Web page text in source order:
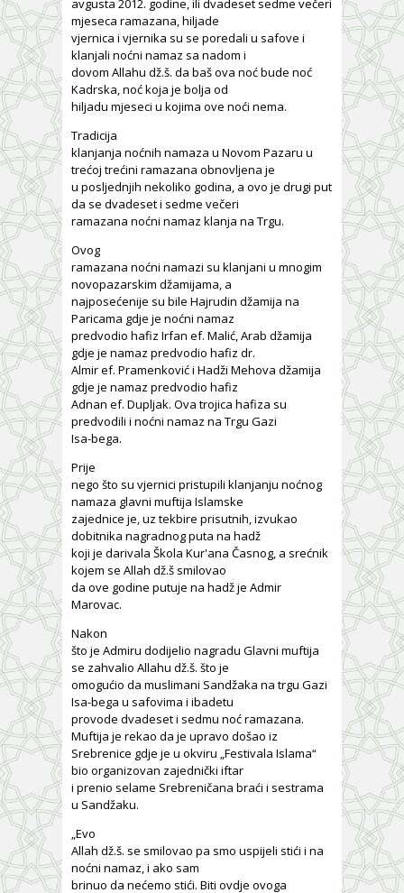
avgusta 2012. godine, ili dvadeset sedme večeri
mjeseca ramazana, hiljade
vjernica i vjernika su se poredali u safove i
klanjali noćni namaz sa nadom i
dovom Allahu dž.š. da baš ova noć bude noć
Kadrska, noć koja je bolja od
hiljadu mjeseci u kojima ove noći nema.
Tradicija
klanjanja noćnih namaza u Novom Pazaru u
trećoj trećini ramazana obnovljena je
u posljednjih nekoliko godina, a ovo je drugi put
da se dvadeset i sedme večeri
ramazana noćni namaz klanja na Trgu.
Ovog
ramazana noćni namazi su klanjani u mnogim
novopazarskim džamijama, a
najposećenije su bile Hajrudin džamija na
Paricama gdje je noćni namaz
predvodio hafiz Irfan ef. Malić, Arab džamija
gdje je namaz predvodio hafiz dr.
Almir ef. Pramenković i Hadži Mehova džamija
gdje je namaz predvodio hafiz
Adnan ef. Dupljak. Ova trojica hafiza su
predvodili i noćni namaz na Trgu Gazi
Isa-bega.
Prije
nego što su vjernici pristupili klanjanju noćnog
namaza glavni muftija Islamske
zajednice je, uz tekbire prisutnih, izvukao
dobitnika nagradnog puta na hadž
koji je darivala Škola Kur'ana Časnog, a srećnik
kojem se Allah dž.š smilovao
da ove godine putuje na hadž je Admir
Marovac.
Nakon
što je Admiru dodijelio nagradu Glavni muftija
se zahvalio Allahu dž.š. što je
omogućio da muslimani Sandžaka na trgu Gazi
Isa-bega u safovima i ibadetu
provode dvadeset i sedmu noć ramazana.
Muftija je rekao da je upravo došao iz
Srebrenice gdje je u okviru „Festivala Islama“
bio organizovan zajednički iftar
i prenio selame Srebreničana braći i sestrama
u Sandžaku.
„Evo
Allah dž.š. se smilovao pa smo uspijeli stići i na
noćni namaz, i ako sam
brinuo da nećemo stići. Biti ovdje ovoga